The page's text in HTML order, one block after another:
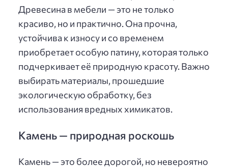
Древесина в мебели — это не только
красиво, но и практично. Она прочна,
устойчива к износу и со временем
приобретает особую патину, которая только
подчеркивает её природную красоту. Важно
выбирать материалы, прошедшие
экологическую обработку, без
использования вредных химикатов.
Камень — природная роскошь
Камень — это более дорогой, но невероятно